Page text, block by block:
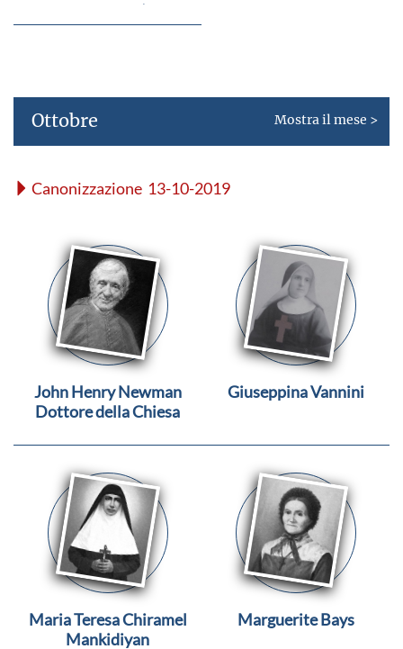
Ottobre Mostra il mese >
Canonizzazione 13-10-2019
John Henry Newman
Dottore della Chiesa
Giuseppina Vannini
Maria Teresa Chiramel
Mankidiyan
Marguerite Bays